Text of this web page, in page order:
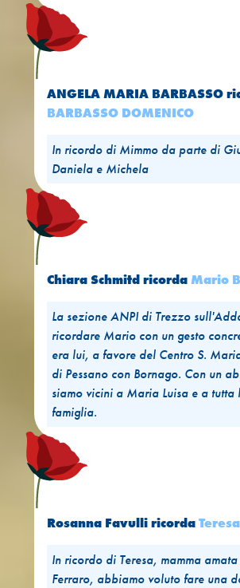
ANGELA MARIA BARBASSO
BARBASSO DOMENICO
In ricordo di Mimmo da parte di
Daniela e Michela
Chiara Schmitd ricorda Mario
La sezione ANPI di Trezzo
ricordare Mario con un gesto
era lui, a favore del Centro S.
di Pessano con Bornago. Con un
siamo vicini a Maria Luisa e a tutta
famiglia.
Rosanna Favulli ricorda
In ricordo di Teresa, mamma
Ferraro, abbiamo voluto fare una